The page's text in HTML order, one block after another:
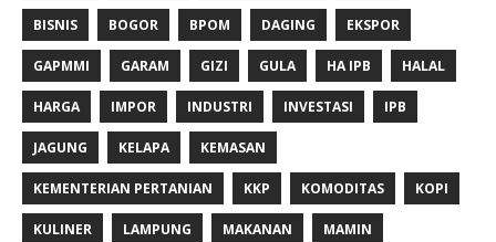
BISNIS BOGOR BPOM DAGING EKSPOR
GAPMMI GARAM GIZI GULA HA IPB HALAL
HARGA IMPOR INDUSTRI INVESTASI IPB
JAGUNG KELAPA KEMASAN
KEMENTERIAN PERTANIAN KKP KOMODITAS KOPI
KULINER LAMPUNG MAKANAN MAMIN